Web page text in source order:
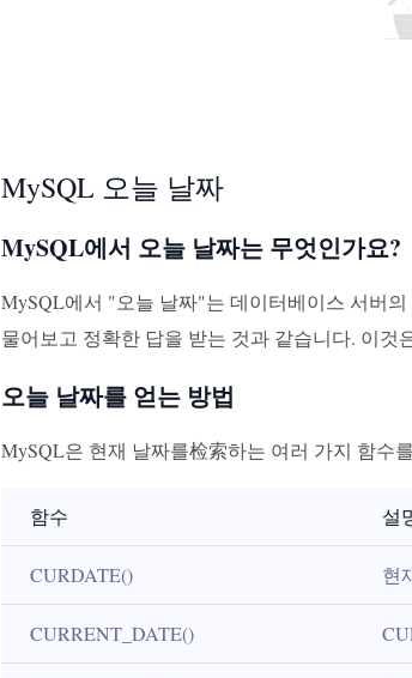
MySQL 오늘 날짜
MySQL에서 오늘 날짜는 무엇인가요?
MySQL에서 "오늘 날짜"는 데이터베이스 서버
물어보고 정확한 답을 받는 것과 같습니다. 이
오늘 날짜를 얻는 방법
MySQL은 현재 날짜를检索하는 여러 가지 함수
함수 설
CURDATE() 현
CURRENT_DATE()